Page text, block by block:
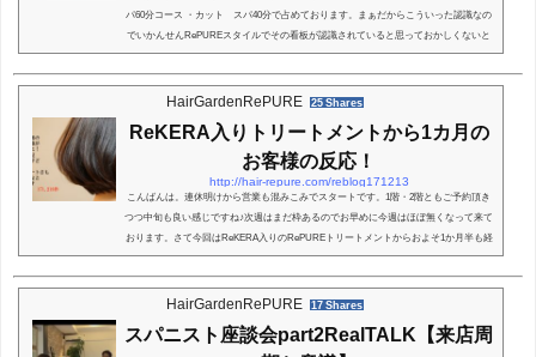
パ60分コース ・カット スパ40分で占めております。まぁだからこういった認識なの
でいかんせんRePUREスタイルでその看板が認識されていると思っておかしくないと
思います。こんだけうちがやってて。カットパーマ売れてます！やったらまたなんか
打ち出し変えたら？ってなりますからね。そんな事で。今日はまたトリートメントの
お話です。スタートRePURETreatment？今回のアフターです。新規様。RePURETreat
HairGardenRePURE 25 Shares
ReKERA入りトリートメントから1カ月の
お客様の反応！
http://hair-repure.com/reblog171213
こんばんは。連休明けから営業も混みこみでスタートです。1階・2階ともご予約頂き
つつ中旬も良い感じですね♪次週はまだ枠あるのでお早めに今週はほぼ無くなって来て
おります。さて今回はReKERA入りのRePUREトリートメントからおよそ1か月半も経
たないぐらいで髪の毛をまたさせてもらいました！詳しくはこちらをご覧くださいど
うだったか！？気になっております。スタートです。前回の元々のビフォー僕がけっ
こうあるあるで改善したい。毛先のファサ毛です。強いクセでもないけど。なんとな
HairGardenRePURE 17 Shares
スパニスト座談会part2RealTALK【来店周